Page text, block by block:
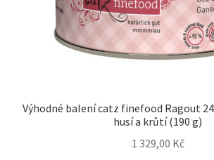
Výhodné balení catz finefood Ragout 24
husí a krůtí (190 g)
1 329,00 Kč